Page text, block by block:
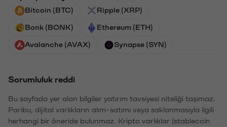
Bitcoin (BTC) Ripple (XRP)
Bonk (BONK) Ethereum (ETH)
Avalanche (AVAX) Synapse (SYN)
Sorumluluk reddi
Bu sayfada yer alan bilgiler yatırım tavsiyesi niteliği taşımaz.
Paribu, dijital varlıkların alım-satımı veya saklanmasıyla ilgili
herhangi bir öneride bulunmaz. Kripto varlıklar (stablecoin